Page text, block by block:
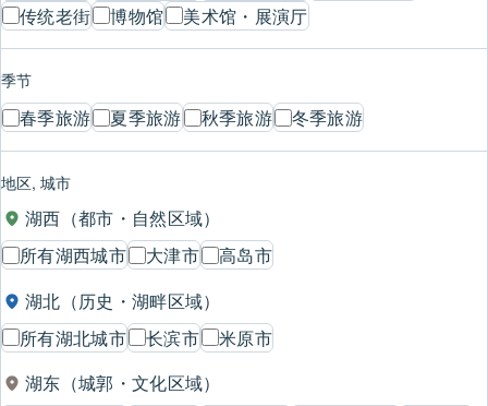
传统老街
博物馆 美术馆・展演厅
季节
春季旅游 夏季旅游 秋季旅游 冬季旅游
地区, 城市
湖西（都市・自然区域）
所有湖西城市
大津市
高岛市
湖北（历史・湖畔区域）
所有湖北城市
长滨市
米原市
湖东（城郭・文化区域）